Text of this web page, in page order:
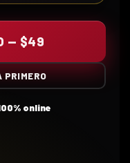
— $49
PRIMERO
online